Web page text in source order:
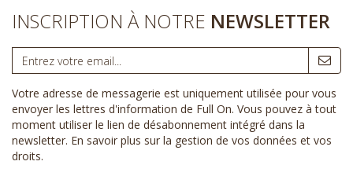
INSCRIPTION À NOTRE NEWSLETTER
Votre adresse de messagerie est uniquement utilisée pour vous
envoyer les lettres d'information de Full On. Vous pouvez à tout
moment utiliser le lien de désabonnement intégré dans la
newsletter. En savoir plus sur la gestion de vos données et vos
droits.